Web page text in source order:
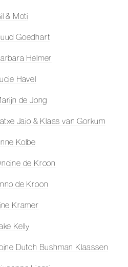
& Moti
Goedhart
Helmer
Havel
de Jong
Jaio & Klaas van Gorkum
Kolbe
de Kroon
de Kroon
Kramer
Kelly
Dutch Bushman Klaassen